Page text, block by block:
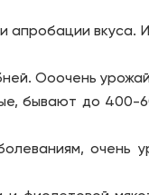
апробации вкуса.
Ооочень
бывают до 400-
очень